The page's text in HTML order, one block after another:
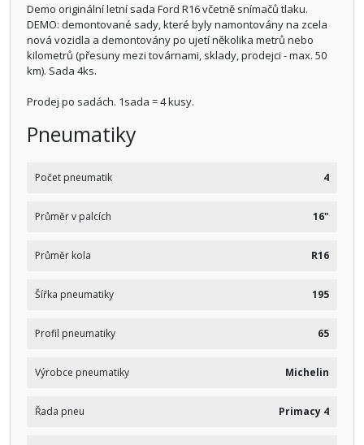
Demo originální letní sada Ford R16 včetně snímačů tlaku.
DEMO: demontované sady, které byly namontovány na zcela
nová vozidla a demontovány po ujetí několika metrů nebo
kilometrů (přesuny mezi továrnami, sklady, prodejci - max. 50
km). Sada 4ks.
Prodej po sadách. 1sada = 4 kusy.
Pneumatiky
Počet pneumatik 4
Průměr v palcích 16"
Průměr kola R16
Šířka pneumatiky 195
Profil pneumatiky 65
Výrobce pneumatiky Michelin
Řada pneu Primacy 4